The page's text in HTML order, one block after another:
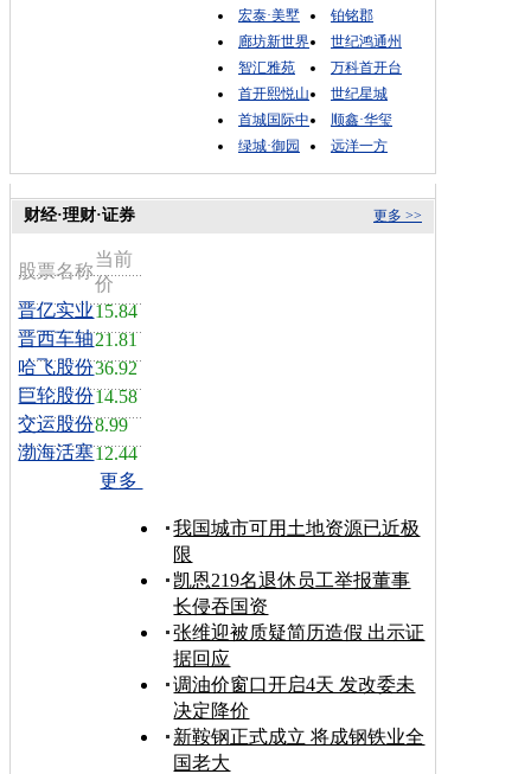
宏泰·美墅
铂铭郡
廊坊新世界
世纪鸿通州
智汇雅苑
万科首开台
首开熙悦山
世纪星城
首城国际中
顺鑫·华玺
绿城·御园
远洋一方
更多 >>
财经·理财·证券
股票名称
当前
价
晋亿实业15.84
晋西车轴21.81
哈飞股份36.92
巨轮股份14.58
交运股份8.99
渤海活塞12.44
更多
我国城市可用土地资源已近极
限
凯恩219名退休员工举报董事
长侵吞国资
张维迎被质疑简历造假 出示证
据回应
调油价窗口开启4天 发改委未
决定降价
新鞍钢正式成立 将成钢铁业全
国老大